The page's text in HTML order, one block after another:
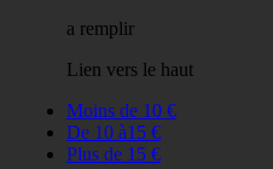
a remplir
Lien vers le haut
Moins de 10 €
De 10 à15 €
Plus de 15 €